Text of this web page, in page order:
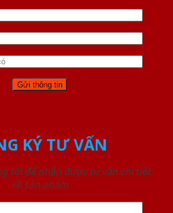
KÝ TƯ VẤN
tôi để nhận được tư vấn chi tiết
về sản phẩm